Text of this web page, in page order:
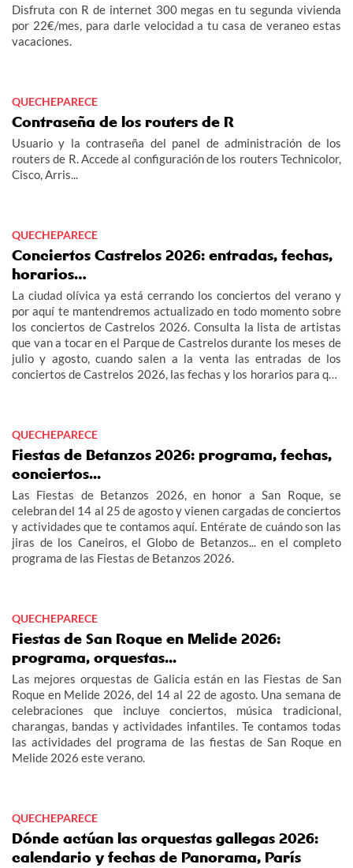
Disfruta con R de internet 300 megas en tu segunda vivienda
por 22€/mes, para darle velocidad a tu casa de veraneo estas
vacaciones.
QUECHEPARECE
Contraseña de los routers de R
Usuario y la contraseña del panel de administración de los
routers de R. Accede al configuración de los routers Technicolor,
Cisco, Arris...
QUECHEPARECE
Conciertos Castrelos 2026: entradas, fechas,
horarios…
La ciudad olívica ya está cerrando los conciertos del verano y
por aquí te mantendremos actualizado en todo momento sobre
los conciertos de Castrelos 2026. Consulta la lista de artistas
que van a tocar en el Parque de Castrelos durante los meses de
julio y agosto, cuando salen a la venta las entradas de los
conciertos de Castrelos 2026, las fechas y los horarios para que
QUECHEPARECE
Fiestas de Betanzos 2026: programa, fechas,
conciertos...
Las Fiestas de Betanzos 2026, en honor a San Roque, se
celebran del 14 al 25 de agosto y vienen cargadas de conciertos
y actividades que te contamos aquí. Entérate de cuándo son las
jiras de los Caneiros, el Globo de Betanzos... en el completo
programa de las Fiestas de Betanzos 2026.
QUECHEPARECE
Fiestas de San Roque en Melide 2026:
programa, orquestas...
Las mejores orquestas de Galicia están en las Fiestas de San
Roque en Melide 2026, del 14 al 22 de agosto. Una semana de
celebraciones que incluye conciertos, música tradicional,
charangas, bandas y actividades infantiles. Te contamos todas
las actividades del programa de las fiestas de San Roque en
Melide 2026 este verano.
QUECHEPARECE
Dónde actúan las orquestas gallegas 2026:
calendario y fechas de Panorama, París